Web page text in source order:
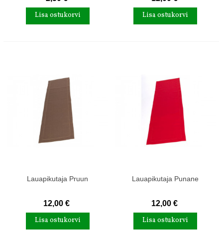
Lisa ostukorvi Lisa ostukorvi
Lauapikutaja Pruun
12,00 €
Lisa ostukorvi
Lauapikutaja Punane
12,00 €
Lisa ostukorvi